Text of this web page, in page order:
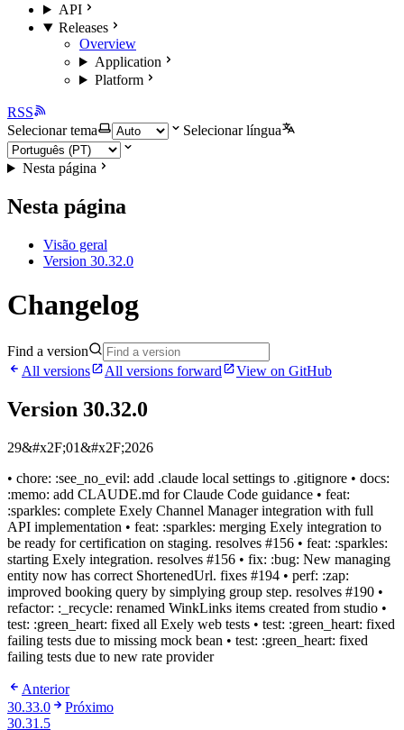
API
Releases
Overview
Application
Platform
RSS
Selecionar tema
Selecionar língua
Nesta página
Nesta página
Visão geral
Version 30.32.0
Changelog
Find a version
All versions
All versions forward View on GitHub
Version 30.32.0
29&#x2F;01&#x2F;2026
• chore: :see_no_evil: add .claude local settings to .gitignore • docs:
:memo: add CLAUDE.md for Claude Code guidance • feat:
:sparkles: complete Exely Channel Manager integration with full
API implementation • feat: :sparkles: merging Exely integration to
be ready for certification on staging. resolves #156 • feat: :sparkles:
starting Exely integration. resolves #156 • fix: :bug: New managing
entity now has correct ShortenedUrl. fixes #194 • perf: :zap:
improved booking query by simplying group step. resolves #190 •
refactor: :_recycle: renamed WinkLinks items created from studio •
test: :green_heart: fixed all Exely web tests • test: :green_heart: fixed
failing tests due to missing mock bean • test: :green_heart: fixed
failing tests due to new rate provider
Anterior
30.33.0
Próximo
30.31.5